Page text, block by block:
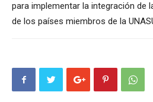
para implementar la integración de
de los países miembros de la